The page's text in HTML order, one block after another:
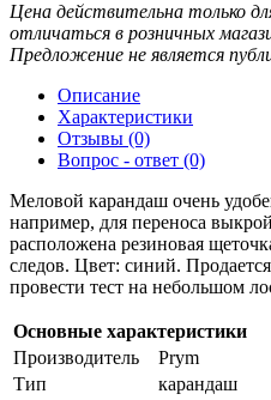
Цена действительна только
отличаться в розничных
Предложение не является
Описание
Характеристики
Отзывы (0)
Вопрос - ответ (0)
Меловой карандаш очень
например, для переноса
расположена резиновая
следов. Цвет: синий.
провести тест на небольшом
Основные характеристики
Производитель
Prym
Тип
карандаш